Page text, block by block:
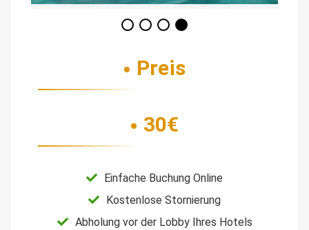
Preis
30€
Einfache Buchung Online
Kostenlose Stornierung
Abholung vor der Lobby Ihres Hotels